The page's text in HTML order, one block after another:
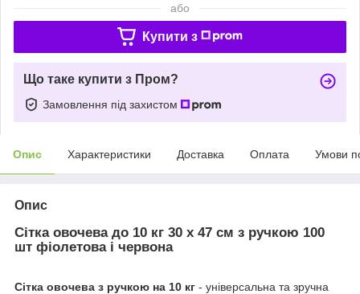
або
Купити з
Що таке купити з Пром?
Замовлення під захистом
Опис Характеристики Доставка Оплата Умови
Опис
Сітка овочева до 10 кг 30 х 47 см з ручкою 100
шт фіолетова і червона
Сітка овочева з ручкою на 10 кг - універсальна та зручна